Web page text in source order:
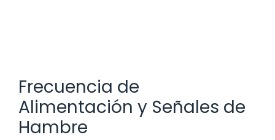
Frecuencia de
Alimentación y Señales de
Hambre